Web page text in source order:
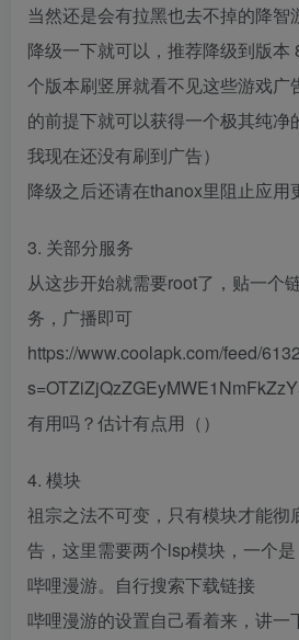
当然还是会有拉黑也去不掉的降智
降级一下就可以，推荐降级到版本
个版本刷竖屏就看不见这些游戏广
的前提下就可以获得一个极其纯净
我现在还没有刷到广告）
降级之后还请在thanox里阻止应用
3. 关部分服务
从这步开始就需要root了，贴一个
务，广播即可
https://www.coolapk.com/feed/
有用吗？估计有点用（）
4. 模块
祖宗之法不可变，只有模块才能彻
告，这里需要两个lsp模块，一个
哔哩漫游。自行搜索下载链接
哔哩漫游的设置自己看着来，讲一